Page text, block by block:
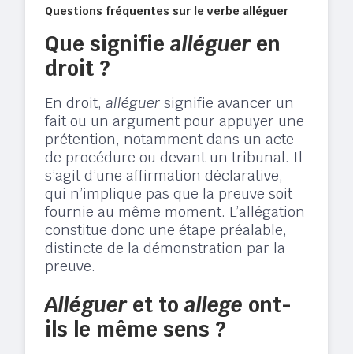
Questions fréquentes sur le verbe alléguer
Que signifieallégueren
droit ?
En droit,alléguer signifie avancer un
fait ou un argument pour appuyer une
prétention, notamment dans un acte
de procédure ou devant un tribunal. Il
s’agit d’une affirmation déclarative,
qui n’implique pas que la preuve soit
fournie au même moment. L’allégation
constitue donc une étape préalable,
distincte de la démonstration par la
preuve.
Allégueret toallege ont-
ils le même sens ?